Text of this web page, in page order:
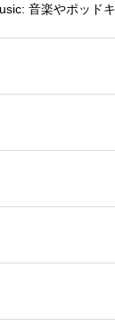
音楽やポッド